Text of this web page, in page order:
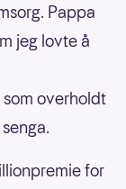
Pappa
jeg lovte å
overholdt
for